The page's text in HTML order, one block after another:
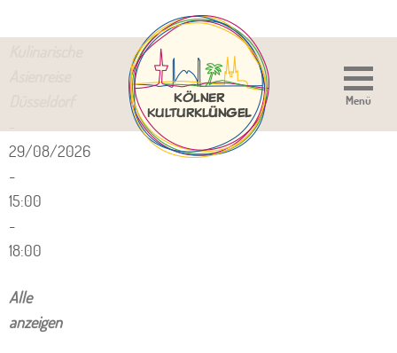
-
29/08/2026
-
15:00
-
18:00
Alle
anzeigen
Menü